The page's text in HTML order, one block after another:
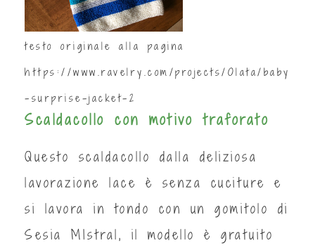
testo originale alla pagina
https://www.ravelry.com/projects/Olata/baby
-surprise-jacket-2
Scaldacollo con motivo traforato
Questo scaldacollo dalla deliziosa
lavorazione lace è senza cuciture e
si lavora in tondo con un gomitolo di
Sesia MIstral, il modello è gratuito